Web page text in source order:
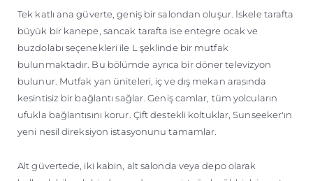
Tek katlı ana güverte, geniş bir salondan oluşur. İskele tarafta
büyük bir kanepe, sancak tarafta ise entegre ocak ve
buzdolabı seçenekleri ile L şeklinde bir mutfak
bulunmaktadır. Bu bölümde ayrıca bir döner televizyon
bulunur. Mutfak yan üniteleri, iç ve dış mekan arasında
kesintisiz bir bağlantı sağlar. Geniş camlar, tüm yolcuların
ufukla bağlantısını korur. Çift destekli koltuklar, Sunseeker'ın
yeni nesil direksiyon istasyonunu tamamlar.
Alt güvertede, iki kabin, alt salonda veya depo olarak